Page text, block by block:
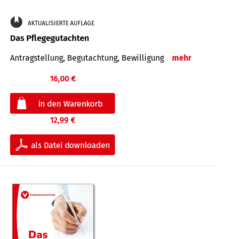
AKTUALISIERTE AUFLAGE
Das Pflegegutachten
Antragstellung, Begutachtung, Bewilligung mehr
16,00 €
12,99 €